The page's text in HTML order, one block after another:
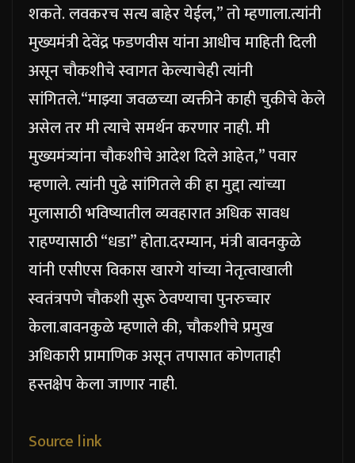
शकते. लवकरच सत्य बाहेर येईल,” तो म्हणाला.त्यांनी
मुख्यमंत्री देवेंद्र फडणवीस यांना आधीच माहिती दिली
असून चौकशीचे स्वागत केल्याचेही त्यांनी
सांगितले.“माझ्या जवळच्या व्यक्तीने काही चुकीचे केले
असेल तर मी त्याचे समर्थन करणार नाही. मी
मुख्यमंत्र्यांना चौकशीचे आदेश दिले आहेत,” पवार
म्हणाले. त्यांनी पुढे सांगितले की हा मुद्दा त्यांच्या
मुलासाठी भविष्यातील व्यवहारात अधिक सावध
राहण्यासाठी “धडा” होता.दरम्यान, मंत्री बावनकुळे
यांनी एसीएस विकास खारगे यांच्या नेतृत्वाखाली
स्वतंत्रपणे चौकशी सुरू ठेवण्याचा पुनरुच्चार
केला.बावनकुळे म्हणाले की, चौकशीचे प्रमुख
अधिकारी प्रामाणिक असून तपासात कोणताही
हस्तक्षेप केला जाणार नाही.
Source link